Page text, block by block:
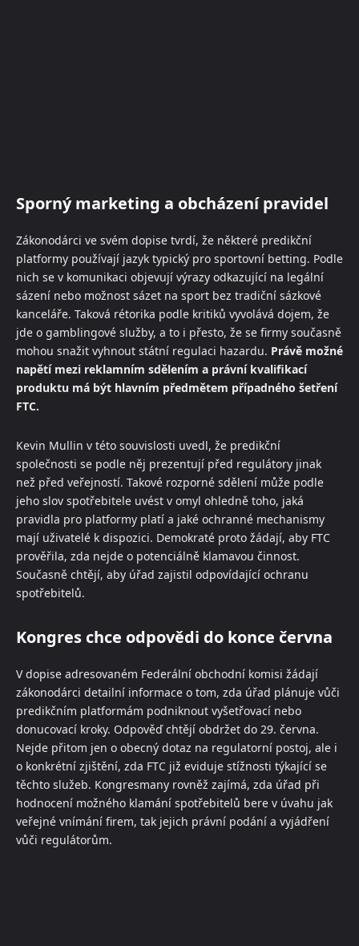
Sporný marketing a obcházení pravidel
Zákonodárci ve svém dopise tvrdí, že některé predikční
platformy používají jazyk typický pro sportovní betting. Podle
nich se v komunikaci objevují výrazy odkazující na legální
sázení nebo možnost sázet na sport bez tradiční sázkové
kanceláře. Taková rétorika podle kritiků vyvolává dojem, že
jde o gamblingové služby, a to i přesto, že se firmy současně
mohou snažit vyhnout státní regulaci hazardu. Právě možné
napětí mezi reklamním sdělením a právní kvalifikací
produktu má být hlavním předmětem případného šetření
FTC.
Kevin Mullin v této souvislosti uvedl, že predikční
společnosti se podle něj prezentují před regulátory jinak
než před veřejností. Takové rozporné sdělení může podle
jeho slov spotřebitele uvést v omyl ohledně toho, jaká
pravidla pro platformy platí a jaké ochranné mechanismy
mají uživatelé k dispozici. Demokraté proto žádají, aby FTC
prověřila, zda nejde o potenciálně klamavou činnost.
Současně chtějí, aby úřad zajistil odpovídající ochranu
spotřebitelů.
Kongres chce odpovědi do konce června
V dopise adresovaném Federální obchodní komisi žádají
zákonodárci detailní informace o tom, zda úřad plánuje vůči
predikčním platformám podniknout vyšetřovací nebo
donucovací kroky. Odpověď chtějí obdržet do 29. června.
Nejde přitom jen o obecný dotaz na regulatorní postoj, ale i
o konkrétní zjištění, zda FTC již eviduje stížnosti týkající se
těchto služeb. Kongresmany rovněž zajímá, zda úřad při
hodnocení možného klamání spotřebitelů bere v úvahu jak
veřejné vnímání firem, tak jejich právní podání a vyjádření
vůči regulátorům.